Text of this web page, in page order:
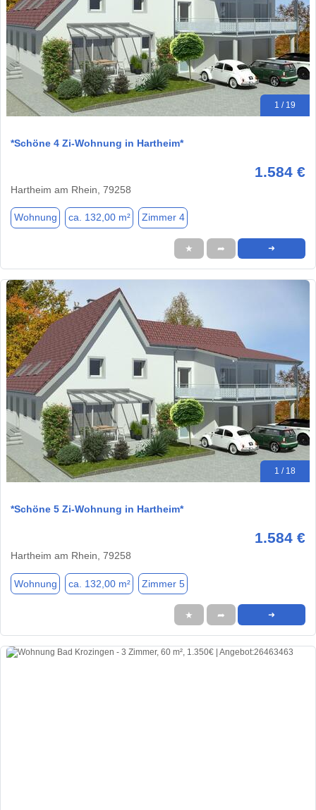
1 / 19
*Schöne 4 Zi-Wohnung in Hartheim*
1.584 €
Hartheim am Rhein, 79258
Wohnung ca. 132,00 m² Zimmer 4
★ ➦ ➜
1 / 18
*Schöne 5 Zi-Wohnung in Hartheim*
1.584 €
Hartheim am Rhein, 79258
Wohnung ca. 132,00 m² Zimmer 5
★ ➦ ➜